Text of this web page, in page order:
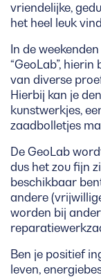
vriendelijke,
het heel leuk
In de
“GeoLab”,
van diverse
Hierbij kan je
kunstwerkjes,
zaadbolletjes
De GeoLab
dus het zou fijn
beschikbaar
andere
worden bij
Ben je positief
leven,